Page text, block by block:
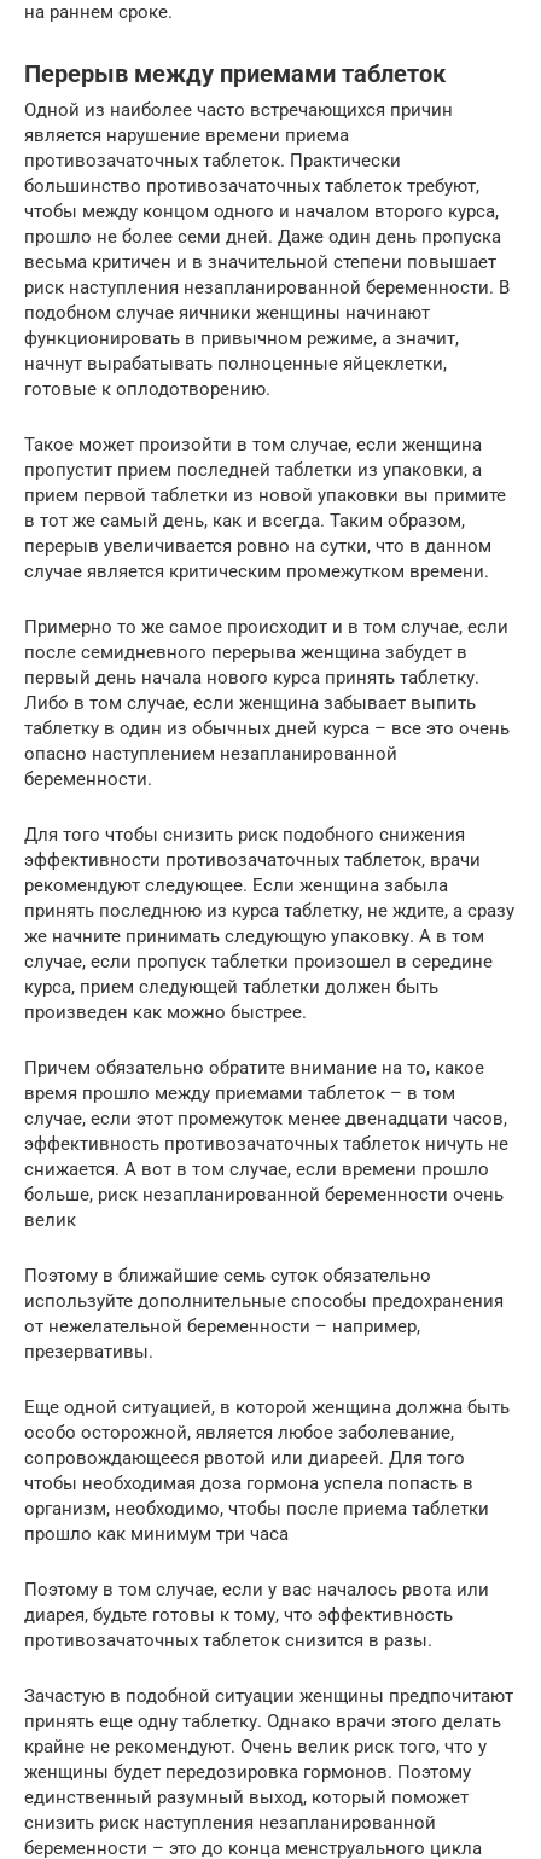
на раннем сроке.
Перерыв между приемами таблеток
Одной из наиболее часто встречающихся причин
является нарушение времени приема
противозачаточных таблеток. Практически
большинство противозачаточных таблеток требуют,
чтобы между концом одного и началом второго курса,
прошло не более семи дней. Даже один день пропуска
весьма критичен и в значительной степени повышает
риск наступления незапланированной беременности. В
подобном случае яичники женщины начинают
функционировать в привычном режиме, а значит,
начнут вырабатывать полноценные яйцеклетки,
готовые к оплодотворению.
Такое может произойти в том случае, если женщина
пропустит прием последней таблетки из упаковки, а
прием первой таблетки из новой упаковки вы примите
в тот же самый день, как и всегда. Таким образом,
перерыв увеличивается ровно на сутки, что в данном
случае является критическим промежутком времени.
Примерно то же самое происходит и в том случае, если
после семидневного перерыва женщина забудет в
первый день начала нового курса принять таблетку.
Либо в том случае, если женщина забывает выпить
таблетку в один из обычных дней курса – все это очень
опасно наступлением незапланированной
беременности.
Для того чтобы снизить риск подобного снижения
эффективности противозачаточных таблеток, врачи
рекомендуют следующее. Если женщина забыла
принять последнюю из курса таблетку, не ждите, а сразу
же начните принимать следующую упаковку. А в том
случае, если пропуск таблетки произошел в середине
курса, прием следующей таблетки должен быть
произведен как можно быстрее.
Причем обязательно обратите внимание на то, какое
время прошло между приемами таблеток – в том
случае, если этот промежуток менее двенадцати часов,
эффективность противозачаточных таблеток ничуть не
снижается. А вот в том случае, если времени прошло
больше, риск незапланированной беременности очень
велик
Поэтому в ближайшие семь суток обязательно
используйте дополнительные способы предохранения
от нежелательной беременности – например,
презервативы.
Еще одной ситуацией, в которой женщина должна быть
особо осторожной, является любое заболевание,
сопровождающееся рвотой или диареей. Для того
чтобы необходимая доза гормона успела попасть в
организм, необходимо, чтобы после приема таблетки
прошло как минимум три часа
Поэтому в том случае, если у вас началось рвота или
диарея, будьте готовы к тому, что эффективность
противозачаточных таблеток снизится в разы.
Зачастую в подобной ситуации женщины предпочитают
принять еще одну таблетку. Однако врачи этого делать
крайне не рекомендуют. Очень велик риск того, что у
женщины будет передозировка гормонов. Поэтому
единственный разумный выход, который поможет
снизить риск наступления незапланированной
беременности – это до конца менструального цикла